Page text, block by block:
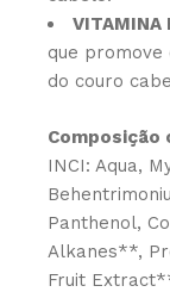
VITAMINA
que promove
do couro
Composição
INCI: Aqua,
Panthenol,
Alkanes**,
Fruit